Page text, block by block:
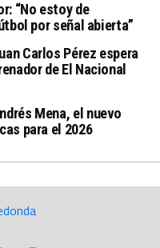
“No estoy de
por señal abierta”
Carlos Pérez espera
de El Nacional
Mena, el nuevo
para el 2026